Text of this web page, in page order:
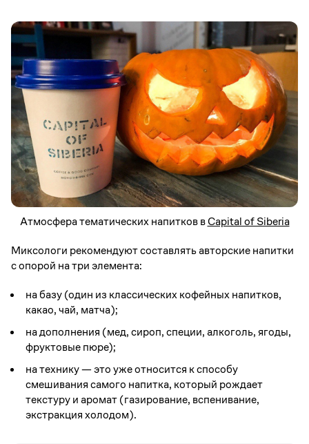
Атмосфера тематических напитков вCapital of Siberia
Миксологи рекомендуют составлять авторские напитки
с опорой на три элемента:
на базу (один из классических кофейных напитков,
какао, чай, матча);
на дополнения (мед, сироп, специи, алкоголь, ягоды,
фруктовые пюре);
на технику — это уже относится к способу
смешивания самого напитка, который рождает
текстуру и аромат (газирование, вспенивание,
экстракция холодом).